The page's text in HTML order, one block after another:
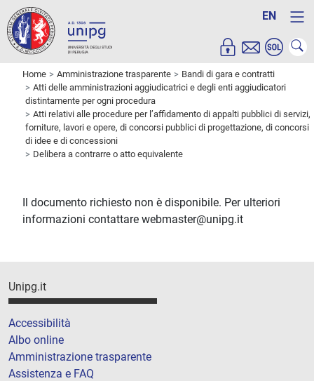
EN
Home Amministrazione trasparente
Bandi di gara e contratti
Atti delle amministrazioni aggiudicatrici e degli enti aggiudicatori
distintamente per ogni procedura
Atti relativi alle procedure per l’affidamento di appalti pubblici di servizi,
forniture, lavori e opere, di concorsi pubblici di progettazione, di concorsi
di idee e di concessioni
Delibera a contrarre o atto equivalente
Il documento richiesto non è disponibile. Per ulteriori
informazioni contattare webmaster@unipg.it
Unipg.it
Accessibilità
Albo online
Amministrazione trasparente
Assistenza e FAQ